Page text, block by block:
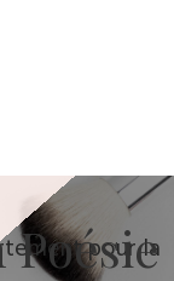
​pour la